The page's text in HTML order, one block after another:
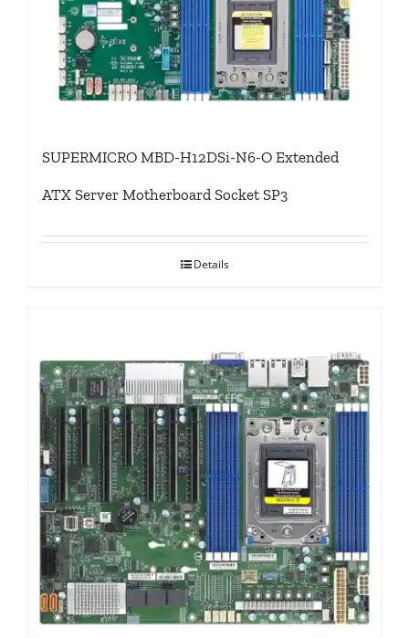
SUPERMICRO MBD-H12DSi-N6-O Extended
ATX Server Motherboard Socket SP3
Details